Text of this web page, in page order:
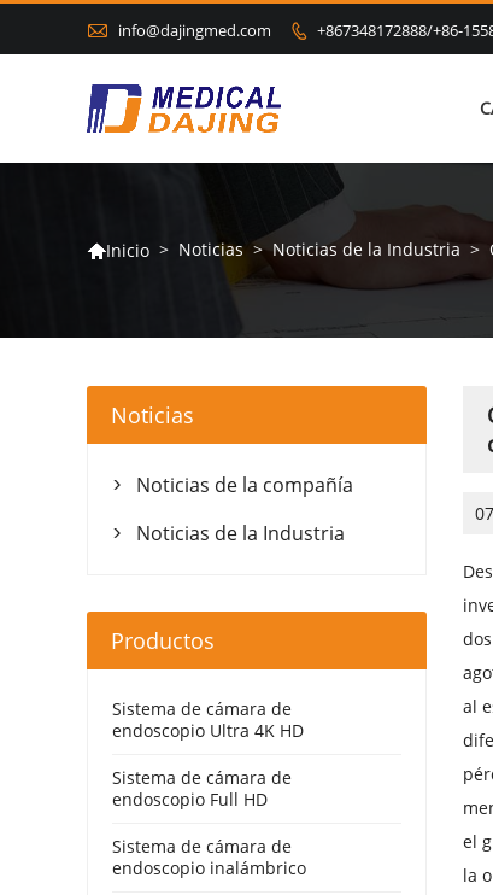
 info@dajingmed.com  +867348172888/+86-
Inicio > Noticias > Noticias de la Industria >
al
el
la
Noticias
 Noticias de la compañía
 Noticias de la Industria
Productos
Sistema de cámara de
endoscopio Ultra 4K HD
Sistema de cámara de
endoscopio Full HD
Sistema de cámara de
endoscopio inalámbrico